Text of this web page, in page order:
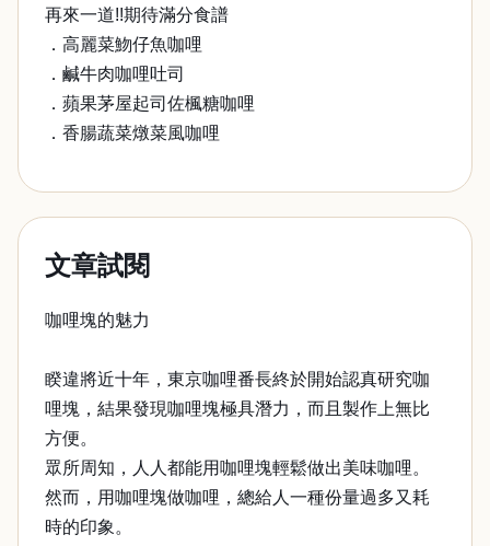
再來一道!!期待滿分食譜
．高麗菜魩仔魚咖哩
．鹹牛肉咖哩吐司
．蘋果茅屋起司佐楓糖咖哩
．香腸蔬菜燉菜風咖哩
文章試閱
咖哩塊的魅力
睽違將近十年，東京咖哩番長終於開始認真研究咖
哩塊，結果發現咖哩塊極具潛力，而且製作上無比
方便。
眾所周知，人人都能用咖哩塊輕鬆做出美味咖哩。
然而，用咖哩塊做咖哩，總給人一種份量過多又耗
時的印象。